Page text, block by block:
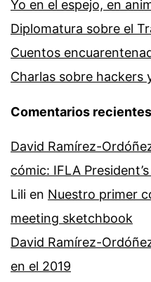
Yo en el espejo, en
Diplomatura sobre el
Cuentos
Charlas sobre hackers
Comentarios recientes
David Ramírez-
cómic: IFLA
Lili en Nuestro primer
meeting sketchbook
David Ramírez-
en el 2019